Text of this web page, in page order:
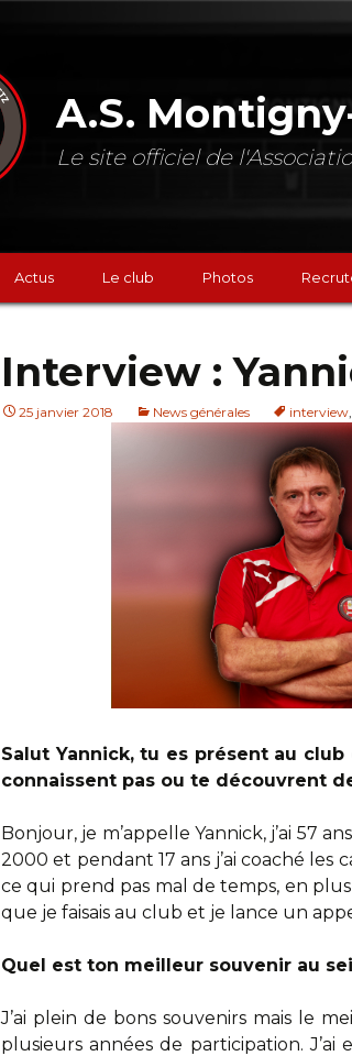
A.S.
Le site officiel de
Actus Le club
Résultats
Les prochains matchs
Photos
Interview :
25 janvier 2018 News générales interview,
Salut Yannick, tu es présent au
connaissent pas ou te découvrent
Bonjour, je m’appelle Yannick, j’ai 57
2000 et pendant 17 ans j’ai coaché les
ce qui prend pas mal de temps, en
que je faisais au club et je lance un
Quel est ton meilleur souvenir au
J’ai plein de bons souvenirs mais le
plusieurs années de participation.